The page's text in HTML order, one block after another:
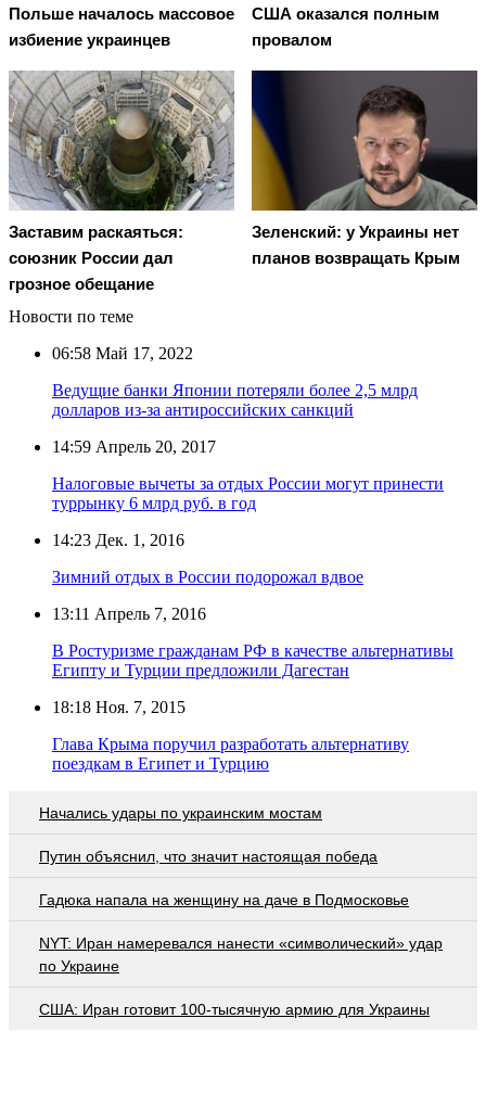
Польше началось массовое
избиение украинцев
США оказался полным
провалом
Заставим раскаяться:
союзник России дал
грозное обещание
Зеленский: у Украины нет
планов возвращать Крым
Новости по теме
06:58 Май 17, 2022
Ведущие банки Японии потеряли более 2,5 млрд
долларов из-за антироссийских санкций
14:59 Апрель 20, 2017
Налоговые вычеты за отдых России могут принести
туррынку 6 млрд руб. в год
14:23 Дек. 1, 2016
Зимний отдых в России подорожал вдвое
13:11 Апрель 7, 2016
В Ростуризме гражданам РФ в качестве альтернативы
Египту и Турции предложили Дагестан
18:18 Ноя. 7, 2015
Глава Крыма поручил разработать альтернативу
поездкам в Египет и Турцию
Начались удары по украинским мостам
Путин объяснил, что значит настоящая победа
Гадюка напала на женщину на даче в Подмосковье
NYT: Иран намеревался нанести «символический» удар
по Украине
США: Иран готовит 100-тысячную армию для Украины